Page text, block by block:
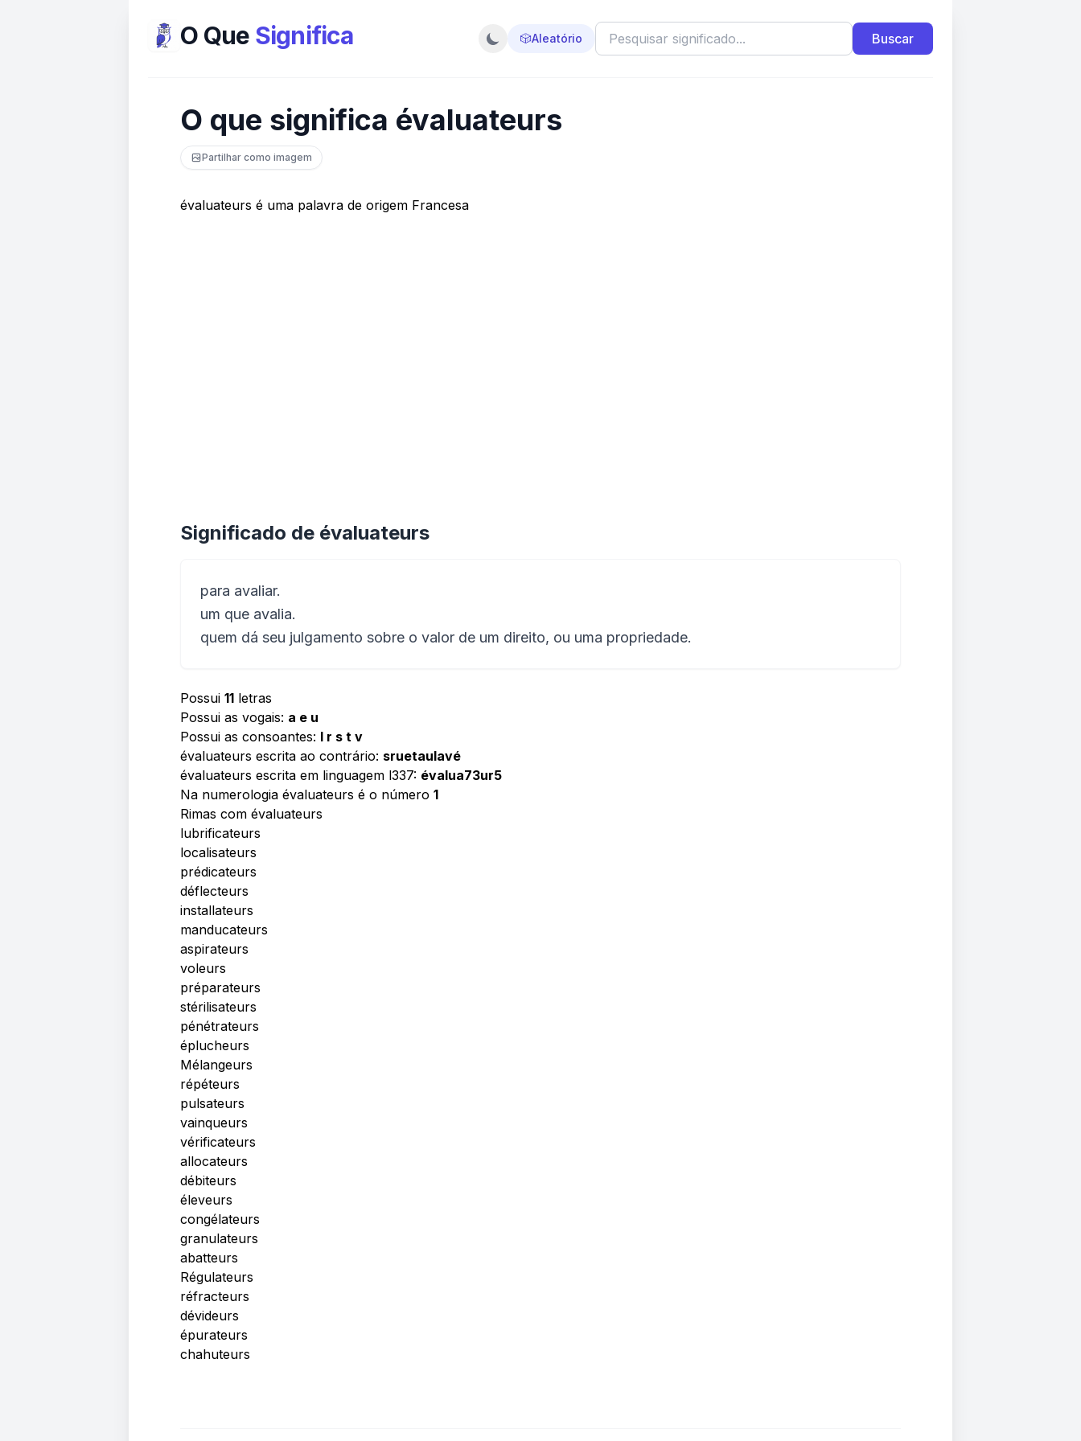
O Que Significa 🎲Aleatório Buscar
O que significa évaluateurs
Partilhar como imagem
évaluateurs é uma palavra de origem Francesa
Significado de évaluateurs
para avaliar.
um que avalia.
quem dá seu julgamento sobre o valor de um direito, ou uma propriedade.
Possui 11 letras
Possui as vogais: a e u
Possui as consoantes: l r s t v
évaluateurs escrita ao contrário: sruetaulavé
évaluateurs escrita em linguagem l337: évalua73ur5
Na numerologia évaluateurs é o número 1
Rimas com évaluateurs
lubrificateurs
localisateurs
prédicateurs
déflecteurs
installateurs
manducateurs
aspirateurs
voleurs
préparateurs
stérilisateurs
pénétrateurs
éplucheurs
Mélangeurs
répéteurs
pulsateurs
vainqueurs
vérificateurs
allocateurs
débiteurs
éleveurs
congélateurs
granulateurs
abatteurs
Régulateurs
réfracteurs
dévideurs
épurateurs
chahuteurs